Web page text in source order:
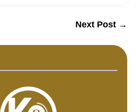
Next Post→